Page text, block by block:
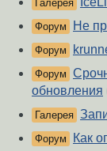
Галерея
Форум Не
Форум
Форум
обновления
Галерея
Форум Как